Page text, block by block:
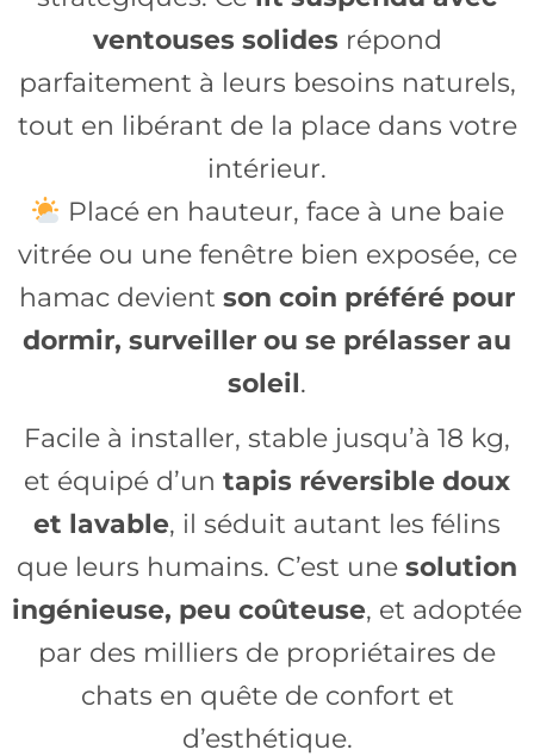
ventouses solides répond
parfaitement à leurs besoins naturels,
tout en libérant de la place dans votre
intérieur.
Placé en hauteur, face à une baie
vitrée ou une fenêtre bien exposée, ce
hamac devient son coin préféré pour
dormir, surveiller ou se prélasser au
soleil.
Facile à installer, stable jusqu’à 18 kg,
et équipé d’un tapis réversible doux
et lavable, il séduit autant les félins
que leurs humains. C’est une solution
ingénieuse, peu coûteuse, et adoptée
par des milliers de propriétaires de
chats en quête de confort et
d’esthétique.